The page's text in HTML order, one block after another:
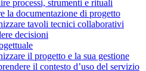
processi, strumenti e rituali
la documentazione di progetto
tavoli tecnici collaborativi
decisioni
il progetto e la sua gestione
il contesto d’uso del servizio